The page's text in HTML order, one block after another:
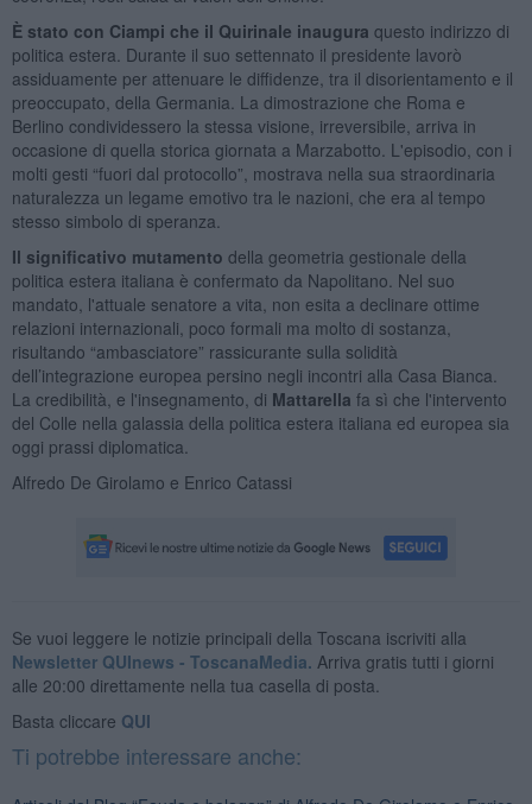
È stato con Ciampi che il Quirinale inaugura questo indirizzo di
politica estera. Durante il suo settennato il presidente lavorò
assiduamente per attenuare le diffidenze, tra il disorientamento e il
preoccupato, della Germania. La dimostrazione che Roma e
Berlino condividessero la stessa visione, irreversibile, arriva in
occasione di quella storica giornata a Marzabotto. L'episodio, con i
molti gesti “fuori dal protocollo”, mostrava nella sua straordinaria
naturalezza un legame emotivo tra le nazioni, che era al tempo
stesso simbolo di speranza.
Il significativo mutamento della geometria gestionale della
politica estera italiana è confermato da Napolitano. Nel suo
mandato, l'attuale senatore a vita, non esita a declinare ottime
relazioni internazionali, poco formali ma molto di sostanza,
risultando “ambasciatore” rassicurante sulla solidità
dell’integrazione europea persino negli incontri alla Casa Bianca.
La credibilità, e l'insegnamento, di Mattarella fa sì che l'intervento
del Colle nella galassia della politica estera italiana ed europea sia
oggi prassi diplomatica.
Alfredo De Girolamo e Enrico Catassi
Se vuoi leggere le notizie principali della Toscana iscriviti alla
Newsletter QUInews - ToscanaMedia. Arriva gratis tutti i giorni
alle 20:00 direttamente nella tua casella di posta.
Basta cliccare QUI
Ti potrebbe interessare anche: